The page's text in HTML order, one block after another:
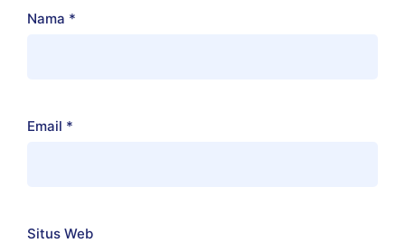
Nama *
Email *
Situs Web